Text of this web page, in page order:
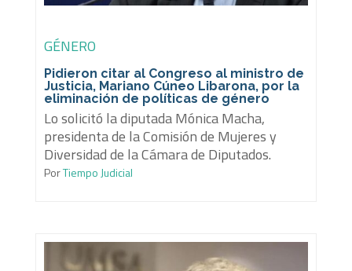
GÉNERO
Pidieron citar al Congreso al ministro de
Justicia, Mariano Cúneo Libarona, por la
eliminación de políticas de género
Lo solicitó la diputada Mónica Macha,
presidenta de la Comisión de Mujeres y
Diversidad de la Cámara de Diputados.
PorTiempo Judicial